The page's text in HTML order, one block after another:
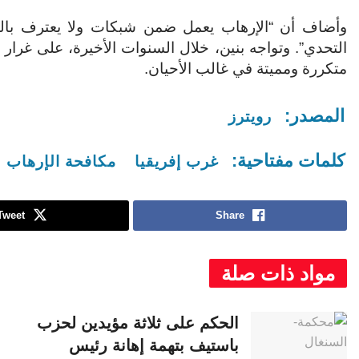
وأضاف أن “الإرهاب يعمل ضمن شبكات ولا يعترف
التحدي”. وتواجه بنين، خلال السنوات الأخيرة، على
متكررة ومميتة في غالب الأحيان.
المصدر: رويترز
كلمات مفتاحية: غرب إفريقيا مكافحة الإرهاب
Share
مواد ذات صلة
الحكم على ثلاثة مؤيدين لحزب
باستيف بتهمة إهانة رئيس